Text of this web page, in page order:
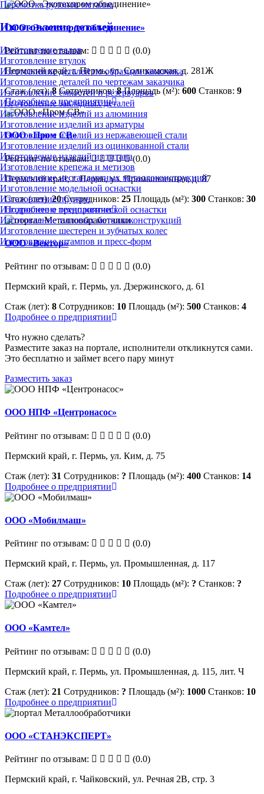
Перемотка рулонов металла
Изготовление деталей
Изготовление валов
Изготовление втулок
Изготовление деталей по образцам заказчика
Изготовление деталей по чертежам заказчика
Изготовление ёмкостей и резервуаров
Изготовление закладных деталей
Изготовление изделий из алюминия
Изготовление изделий из арматуры
Изготовление изделий из нержавеющей стали
Изготовление изделий из оцинкованной стали
Изготовление изделий из титана
Изготовление крепежа и метизов
Изготовление нестандартных металлоконструкций
Изготовление модельной оснастки
Изготовление пружин
Изготовление технологической оснастки
Изготовление типовых металлоконструкций
Изготовление шестерен и зубчатых колес
Изготовление штампов и пресс-форм
ООО «Экотехпром объединение»
Рейтинг по отзывам:
(0.0)
Пермский край, г. Пермь, ул. Соликамская, д. 281Ж
Стаж (лет):8 Сотрудников:8 Площадь (м²): 600 Станков: 9
Подробнее о предприятии
ООО «Пром СВ»
Рейтинг по отзывам:
(0.0)
Пермский край, г. Пермь, ул. Промышленная, д. 87
Стаж (лет):20 Сотрудников: 25 Площадь (м²): 300 Станков: 30
Подробнее о предприятии
ООО «Вектор»
Рейтинг по отзывам:
(0.0)
Пермский край, г. Пермь, ул. Дзержинского, д. 61
Стаж (лет): 8 Сотрудников: 10 Площадь (м²): 500 Станков: 4
Подробнее о предприятии
Что нужно сделать?
Разместите заказ на портале, исполнители откликнутся сами.
Это бесплатно и займет всего пару минут
Разместить заказ
ООО НПФ «Центронасос»
Рейтинг по отзывам:
(0.0)
Пермский край, г. Пермь, ул. Ким, д. 75
Стаж (лет): 31 Сотрудников: ? Площадь (м²): 400 Станков: 14
Подробнее о предприятии
ООО «Мобилмаш»
Рейтинг по отзывам:
(0.0)
Пермский край, г. Пермь, ул. Промышленная, д. 117
Стаж (лет): 27 Сотрудников: 10 Площадь (м²): ? Станков: ?
Подробнее о предприятии
ООО «Камтел»
Рейтинг по отзывам:
(0.0)
Пермский край, г. Пермь, ул. Промышленная, д. 115, лит. Ч
Стаж (лет): 21 Сотрудников: ? Площадь (м²): 1000 Станков: 10
Подробнее о предприятии
ООО «СТАНЭКСПЕРТ»
Рейтинг по отзывам:
(0.0)
Пермский край, г. Чайковский, ул. Речная 2В, стр. 3